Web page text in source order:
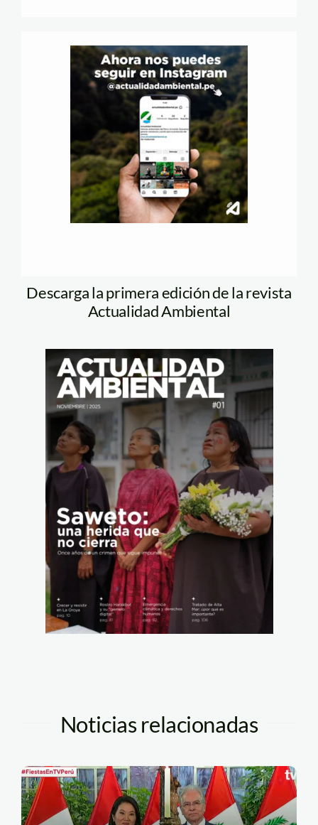
Descarga la primera edición de la revista
Actualidad Ambiental
Noticias relacionadas